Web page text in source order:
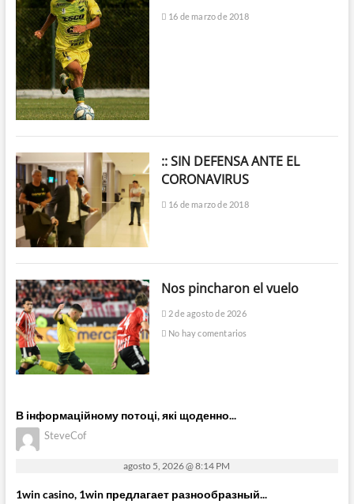
16 de marzo de 2018
:: SIN DEFENSA ANTE EL
CORONAVIRUS
16 de marzo de 2018
Nos pincharon el vuelo
2 de agosto de 2026
No hay comentarios
В інформаційному потоці, які щоденно...
SteveCof
agosto 5, 2026 @ 8:14 PM
1win casino, 1win предлагает разнообразный...